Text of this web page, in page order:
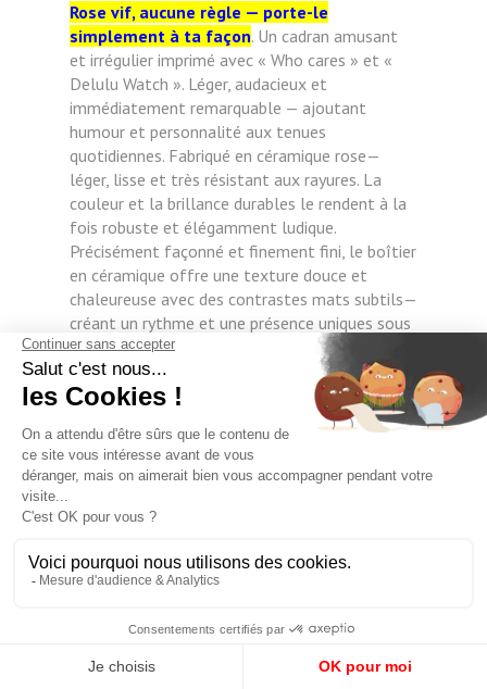
Rose vif, aucune règle — porte-le
simplement à ta façon. Un cadran amusant
et irrégulier imprimé avec « Who cares » et «
Delulu Watch ». Léger, audacieux et
immédiatement remarquable — ajoutant
humour et personnalité aux tenues
quotidiennes. Fabriqué en céramique rose—
léger, lisse et très résistant aux rayures. La
couleur et la brillance durables le rendent à la
fois robuste et élégamment ludique.
Précisément façonné et finement fini, le boîtier
en céramique offre une texture douce et
chaleureuse avec des contrastes mats subtils—
créant un rythme et une présence uniques sous
tous les angles. Conçu avec un cristal de saphir
anti-rayures et antireflet pour une clarté et une
durabilité exceptionnelles. Conçu pour la vie
quotidienne — résistant aux éclaboussures et
prêt pour toutes les routines. Parfait pour le
streetwear, les looks café ou les tenues de
voyage. Un accent rose ludique qui rend chaque
style plus mignon, audacieux et expressif. Nous
traditionnelles. Nous sommes nés en les
remettant en question. Dans une industrie
concentrons sur les matériaux, la structure et
la liberté de création. Nous croyons qu'une
montre doit refléter qui vous êtes — et non pas